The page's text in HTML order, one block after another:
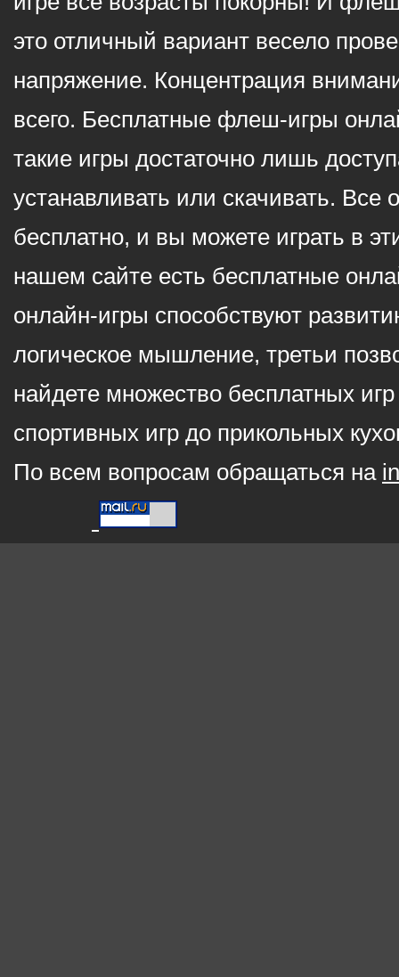
это отличный вариант весело
напряжение. Концентрация
всего. Бесплатные флеш-игры
такие игры достаточно лишь
устанавливать или скачивать.
бесплатно, и вы можете играть в
нашем сайте есть бесплатные
онлайн-игры способствуют
логическое мышление, третьи
найдете множество бесплатных
спортивных игр до прикольных
По всем вопросам обращаться на